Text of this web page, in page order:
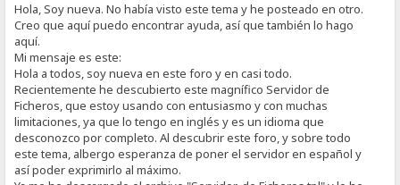
Hola, Soy nueva. No había visto este tema y he posteado en otro.
Creo que aquí puedo encontrar ayuda, así que también lo hago
aquí.
Mi mensaje es este:
Hola a todos, soy nueva en este foro y en casi todo.
Recientemente he descubierto este magnífico Servidor de
Ficheros, que estoy usando con entusiasmo y con muchas
limitaciones, ya que lo tengo en inglés y es un idioma que
desconozco por completo. Al descubrir este foro, y sobre todo
este tema, albergo esperanza de poner el servidor en español y
así poder exprimirlo al máximo.